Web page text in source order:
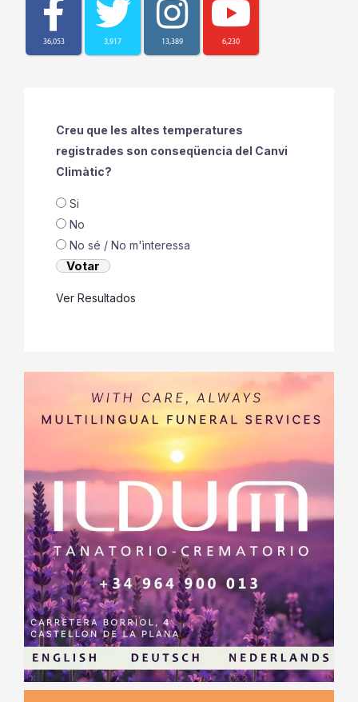
36,053 3,917 13,389 6,230
Creu que les altes temperatures
registrades son conseqüencia del Canvi
Climàtic?
Si
No
No sé / No m'ìnteressa
Ver Resultados